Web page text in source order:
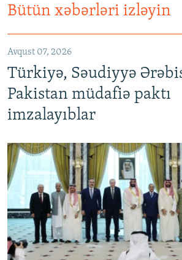
Bütün xəbərləri izləyin
Avqust 07, 2026
Türkiyə, Səudiyyə
Pakistan müdafiə paktı
imzalayıblar